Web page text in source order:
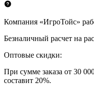
Компания «ИгроТойс»
Безналичный расчет на
Оптовые скидки:
При сумме заказа от 30
составит 20%.